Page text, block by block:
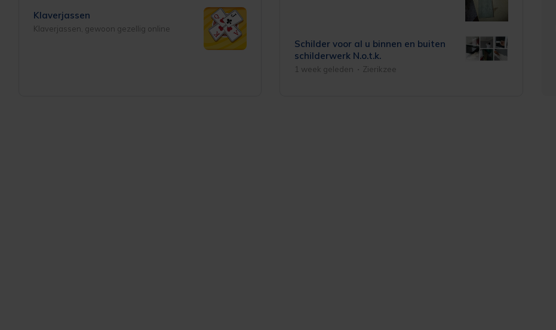
Klaverjassen
Klaverjassen, gewoon gezellig online
Schilder voor al u binnen en buiten
schilderwerk N.o.t.k.
1 week geleden Zierikzee